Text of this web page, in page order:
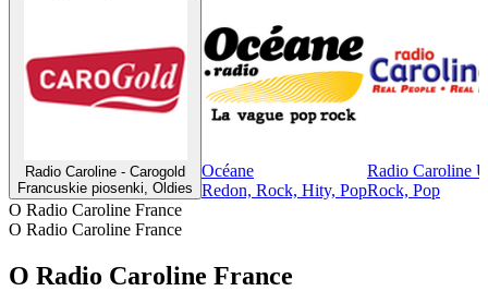
Radio Caroline - Carogold
Francuskie piosenki, Oldies
Océane
Redon, Rock, Hity, Pop
Radio Caroline
Rock, Pop
O Radio Caroline France
O Radio Caroline France
O Radio Caroline France